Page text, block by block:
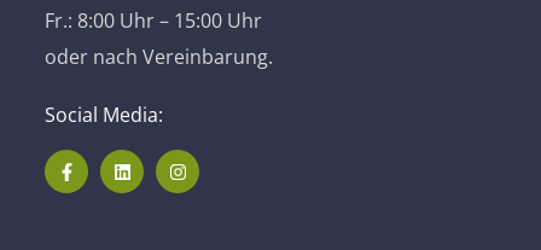
Fr.: 8:00 Uhr – 15:00 Uhr
oder nach Vereinbarung.
Social Media: